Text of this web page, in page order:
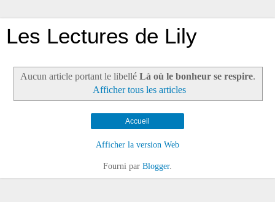
Les Lectures de Lily
Aucun article portant le libellé Là où le bonheur se respire.
Afficher tous les articles
Accueil
Afficher la version Web
Fourni par Blogger.